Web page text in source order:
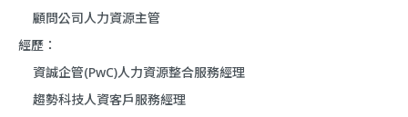
顧問公司人力資源主管
經歷：
資誠企管(PwC)人力資源整合服務經理
趨勢科技人資客戶服務經理